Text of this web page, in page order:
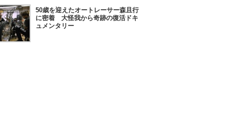
50歳を迎えたオートレーサー森且行
に密着 大怪我から奇跡の復活ドキ
ュメンタリー